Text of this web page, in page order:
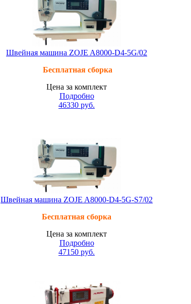
Швейная машина ZOJE A8000-D4-5G/02
Бесплатная сборка
Цена за комплект
Подробно
46330 руб.
Швейная машина ZOJE A8000-D4-5G-S7/02
Бесплатная сборка
Цена за комплект
Подробно
47150 руб.